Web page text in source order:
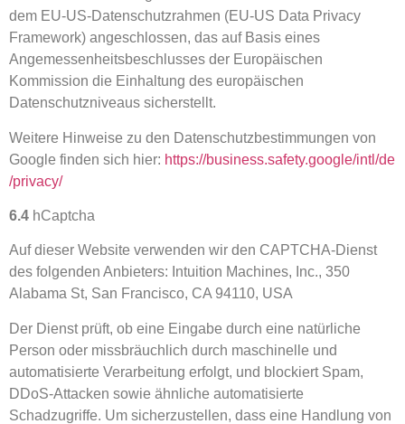
dem EU-US-Datenschutzrahmen (EU-US Data Privacy
Framework) angeschlossen, das auf Basis eines
Angemessenheitsbeschlusses der Europäischen
Kommission die Einhaltung des europäischen
Datenschutzniveaus sicherstellt.
Weitere Hinweise zu den Datenschutzbestimmungen von
Google finden sich hier: https://business.safety.google/intl/de
/privacy/
6.4 hCaptcha
Auf dieser Website verwenden wir den CAPTCHA-Dienst
des folgenden Anbieters: Intuition Machines, Inc., 350
Alabama St, San Francisco, CA 94110, USA
Der Dienst prüft, ob eine Eingabe durch eine natürliche
Person oder missbräuchlich durch maschinelle und
automatisierte Verarbeitung erfolgt, und blockiert Spam,
DDoS-Attacken sowie ähnliche automatisierte
Schadzugriffe. Um sicherzustellen, dass eine Handlung von